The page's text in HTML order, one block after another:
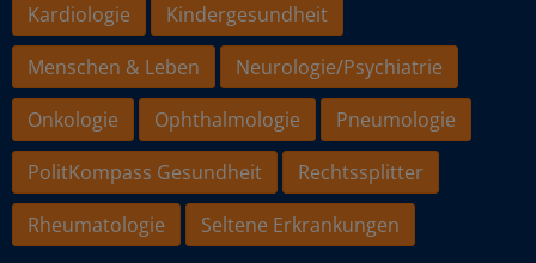
Kardiologie
Kindergesundheit
Menschen & Leben
Neurologie/Psychiatrie
Onkologie
Ophthalmologie
Pneumologie
PolitKompass Gesundheit
Rechtssplitter
Rheumatologie
Seltene Erkrankungen